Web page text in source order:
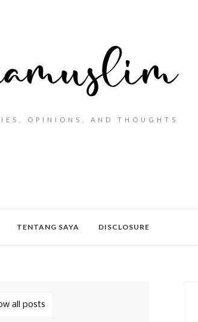
OPINIONS, AND THOUGHTS
TENTANG SAYA DISCLOSURE
all posts